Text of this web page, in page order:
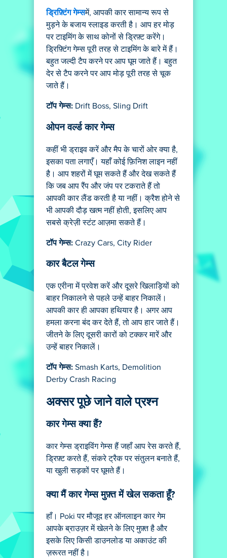
ड्रिफ़्टिंग गेम्समें, आपकी कार सामान्य रूप से
मुड़ने के बजाय स्लाइड करती है। आप हर मोड़
पर टाइमिंग के साथ कोनों से ड्रिफ़्ट करेंगे।
ड्रिफ़्टिंग गेम्स पूरी तरह से टाइमिंग के बारे में हैं।
बहुत जल्दी टैप करने पर आप घूम जाते हैं। बहुत
देर से टैप करने पर आप मोड़ पूरी तरह से चूक
जाते हैं।
टॉप गेम्स: Drift Boss, Sling Drift
ओपन वर्ल्ड कार गेम्स
कहीं भी ड्राइव करें और मैप के चारों ओर क्या है,
इसका पता लगाएँ। यहाँ कोई फ़िनिश लाइन नहीं
है। आप शहरों में घूम सकते हैं और देख सकते हैं
कि जब आप रैंप और जंप पर टकराते हैं तो
आपकी कार लैंड करती है या नहीं। क्रैश होने से
भी आपकी दौड़ खत्म नहीं होती, इसलिए आप
सबसे क्रेज़ी स्टंट आज़मा सकते हैं।
टॉप गेम्स: Crazy Cars, City Rider
कार बैटल गेम्स
एक एरीना में प्रवेश करें और दूसरे खिलाड़ियों को
बाहर निकालने से पहले उन्हें बाहर निकालें।
आपकी कार ही आपका हथियार है। अगर आप
हमला करना बंद कर देते हैं, तो आप हार जाते हैं।
जीतने के लिए दूसरी कारों को टक्कर मारें और
उन्हें बाहर निकालें।
टॉप गेम्स: Smash Karts, Demolition
Derby Crash Racing
अक्सर पूछे जाने वाले प्रश्न
कार गेम्स क्या हैं?
कार गेम्स ड्राइविंग गेम्स हैं जहाँ आप रेस करते हैं,
ड्रिफ़्ट करते हैं, संकरे ट्रैक पर संतुलन बनाते हैं,
या खुली सड़कों पर घूमते हैं।
क्या मैं कार गेम्स मुफ़्त में खेल सकता हूँ?
हाँ। Poki पर मौजूद हर ऑनलाइन कार गेम
आपके ब्राउज़र में खेलने के लिए मुफ़्त है और
इसके लिए किसी डाउनलोड या अकाउंट की
ज़रूरत नहीं है।